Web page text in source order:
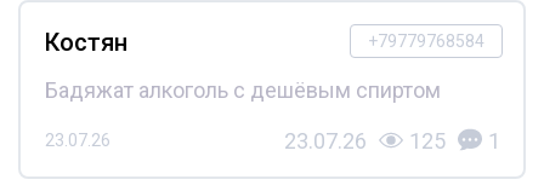
+79779768584
Костян
Бадяжат алкоголь с дешёвым спиртом
23.07.26 23.07.26 125 1